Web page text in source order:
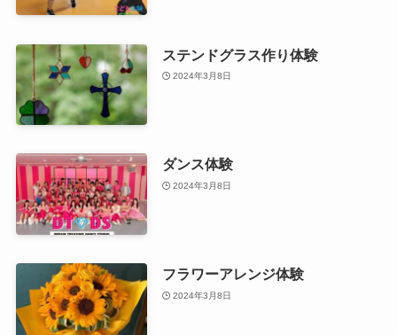
ステンドグラス作り体験
2024年3月8日
ダンス体験
2024年3月8日
フラワーアレンジ体験
2024年3月8日